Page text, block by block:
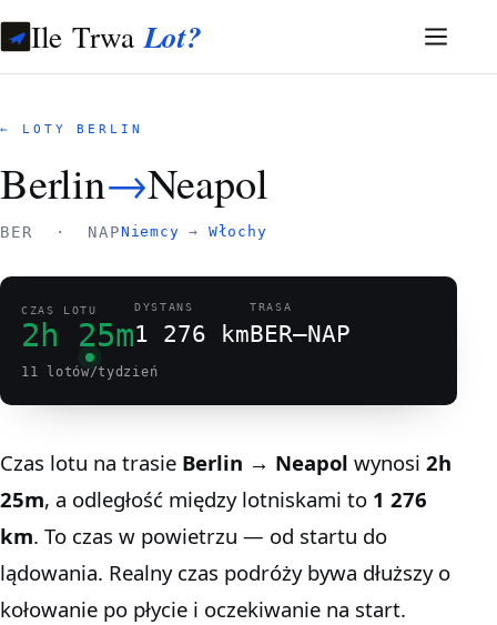
Ile TrwaLot?
← LOTY BERLIN
Berlin→Neapol
BER · NAPNiemcy → Włochy
CZAS LOTU
2h 25m
DYSTANS
1 276 km
TRASA
BER–NAP
11 lotów/tydzień
Czas lotu na trasie Berlin → Neapol wynosi 2h
25m, a odległość między lotniskami to 1 276
km. To czas w powietrzu — od startu do
lądowania. Realny czas podróży bywa dłuższy o
kołowanie po płycie i oczekiwanie na start.